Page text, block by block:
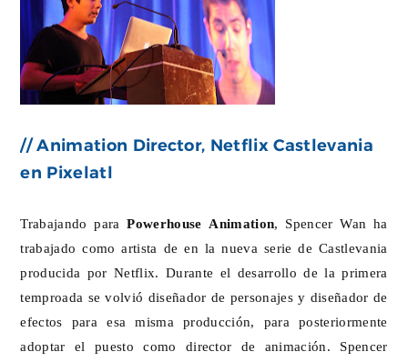
// Animation Director, Netflix Castlevania
en Pixelatl
Trabajando paraPowerhouse Animation , Spencer Wan ha
trabajado como artista de en la nueva serie de Castlevania
producida por Netflix. Durante el desarrollo de la primera
temproada se volvió diseñador de personajes y diseñador de
efectos para esa misma producción, para posteriormente
adoptar el puesto como director de animación. Spencer